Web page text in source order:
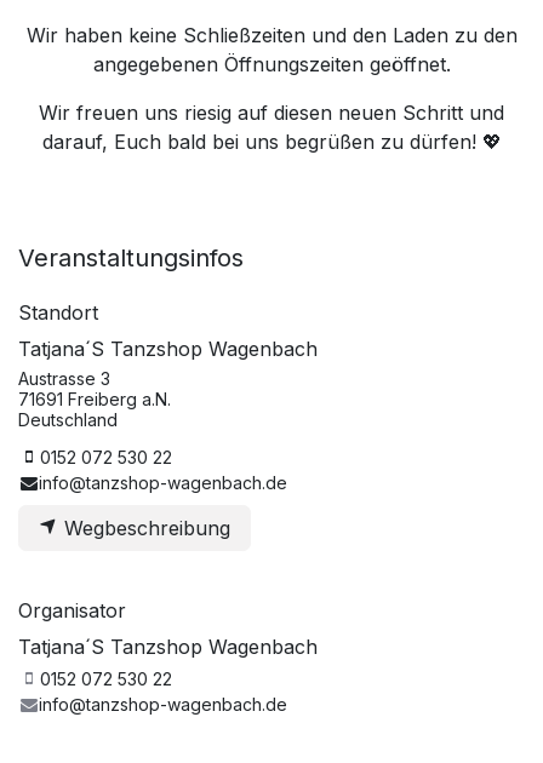
Wir haben keine Schließzeiten und den Laden zu den
angegebenen Öffnungszeiten geöffnet.
Wir freuen uns riesig auf diesen neuen Schritt und
darauf, Euch bald bei uns begrüßen zu dürfen! 💖
Veranstaltungsinfos
Standort
Tatjana´S Tanzshop Wagenbach
Austrasse 3
71691 Freiberg a.N.
Deutschland
0152 072 530 22
info@tanzshop-wagenbach.de
Wegbeschreibung
Organisator
Tatjana´S Tanzshop Wagenbach
0152 072 530 22
info@tanzshop-wagenbach.de